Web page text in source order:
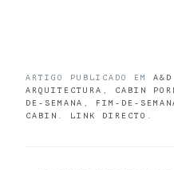
ARTIGO PUBLICADO EM A&D
ARQUITECTURA , CABIN
DE-SEMANA , FIM-DE-
CABIN . LINK DIRECTO .